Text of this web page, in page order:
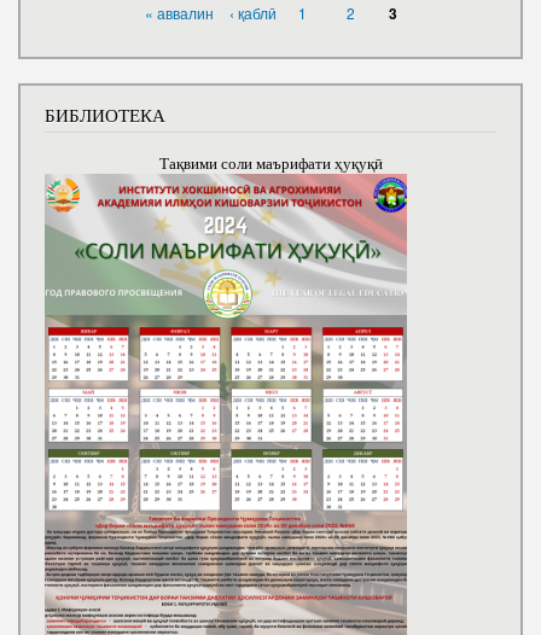
« аввалин ‹ қаблӣ 1 2 3
БИБЛИОТЕКА
Тақвими соли маърифати ҳуқуқӣ